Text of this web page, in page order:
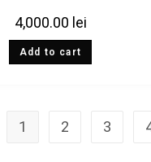
4,000.00 lei
Add to cart
1 2 3